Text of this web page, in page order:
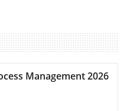
Management 2026